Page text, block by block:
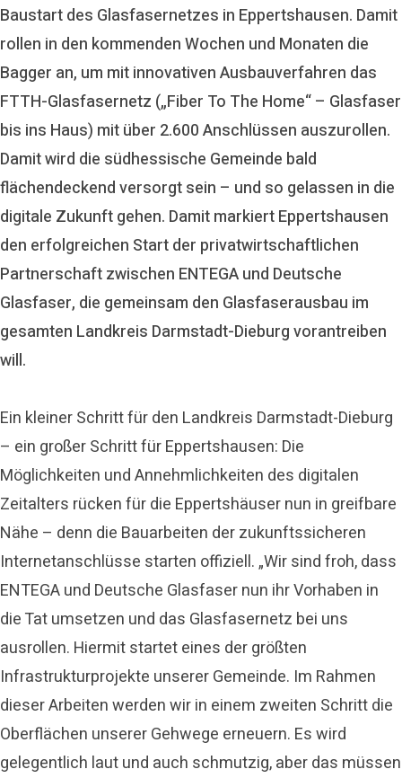
Baustart des Glasfasernetzes in Eppertshausen. Damit
rollen in den kommenden Wochen und Monaten die
Bagger an, um mit innovativen Ausbauverfahren das
FTTH-Glasfasernetz („Fiber To The Home“ – Glasfaser
bis ins Haus) mit über 2.600 Anschlüssen auszurollen.
Damit wird die südhessische Gemeinde bald
flächendeckend versorgt sein – und so gelassen in die
digitale Zukunft gehen. Damit markiert Eppertshausen
den erfolgreichen Start der privatwirtschaftlichen
Partnerschaft zwischen ENTEGA und Deutsche
Glasfaser, die gemeinsam den Glasfaserausbau im
gesamten Landkreis Darmstadt-Dieburg vorantreiben
will.
Ein kleiner Schritt für den Landkreis Darmstadt-Dieburg
– ein großer Schritt für Eppertshausen: Die
Möglichkeiten und Annehmlichkeiten des digitalen
Zeitalters rücken für die Eppertshäuser nun in greifbare
Nähe – denn die Bauarbeiten der zukunftssicheren
Internetanschlüsse starten offiziell. „Wir sind froh, dass
ENTEGA und Deutsche Glasfaser nun ihr Vorhaben in
die Tat umsetzen und das Glasfasernetz bei uns
ausrollen. Hiermit startet eines der größten
Infrastrukturprojekte unserer Gemeinde. Im Rahmen
dieser Arbeiten werden wir in einem zweiten Schritt die
Oberflächen unserer Gehwege erneuern. Es wird
gelegentlich laut und auch schmutzig, aber das müssen